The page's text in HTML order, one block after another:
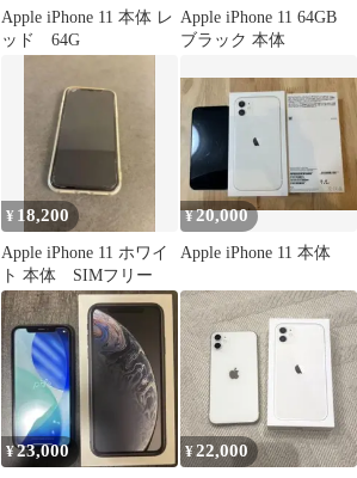
Apple iPhone 11 本体 レ
ッド 64G
Apple iPhone 11 64GB
ブラック 本体
¥ 18,200
Apple iPhone 11 ホワイ
ト 本体 SIMフリー
¥20,000
Apple iPhone 11 本体
¥23,000 ¥22,000